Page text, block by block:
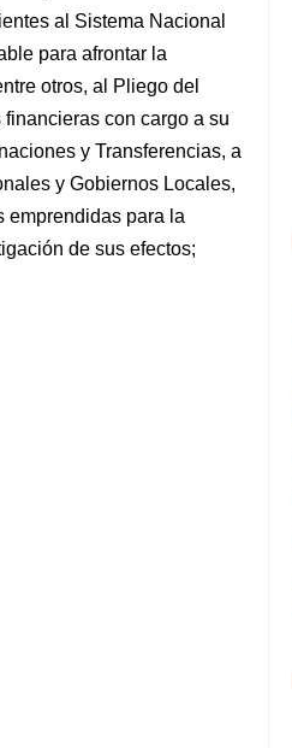
al Sistema Nacional
para afrontar la
otros, al Pliego del
con cargo a su
y Transferencias, a
y Gobiernos Locales,
emprendidas para la
de sus efectos;